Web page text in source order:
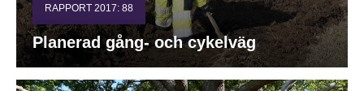
RAPPORT 2017: 88
Planerad gång- och cykelväg